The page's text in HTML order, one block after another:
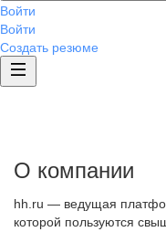
Войти
Войти
Создать резюме
О компании
hh.ru — ведущая
которой пользуются